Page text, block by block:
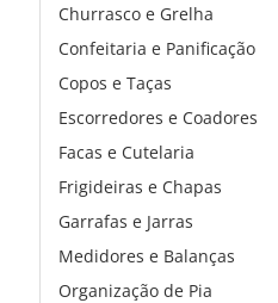
Churrasco e Grelha
Confeitaria e Panificação
Copos e Taças
Escorredores e Coadores
Facas e Cutelaria
Frigideiras e Chapas
Garrafas e Jarras
Medidores e Balanças
Organização de Pia